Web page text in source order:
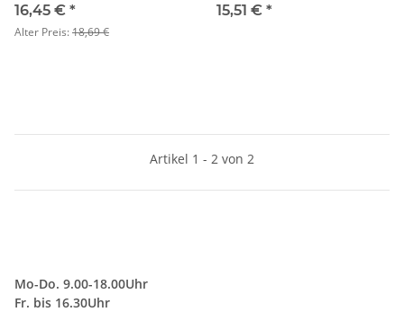
16,45 € *
Alter Preis:18,69 €
15,51 € *
Artikel 1 - 2 von 2
Mo-Do. 9.00-18.00Uhr
Fr. bis 16.30Uhr